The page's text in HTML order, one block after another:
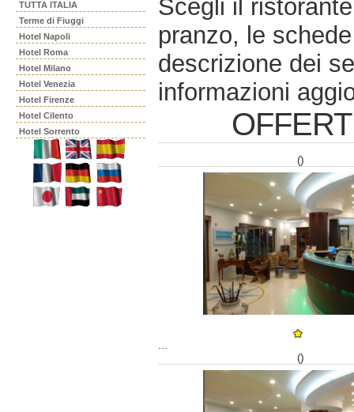
TUTTA ITALIA
Terme di Fiuggi
Hotel Napoli
Hotel Roma
Hotel Milano
Hotel Venezia
Hotel Firenze
Hotel Cilento
Hotel Sorrento
Scegli il
pranzo, le
descrizione dei
informazioni
()
()